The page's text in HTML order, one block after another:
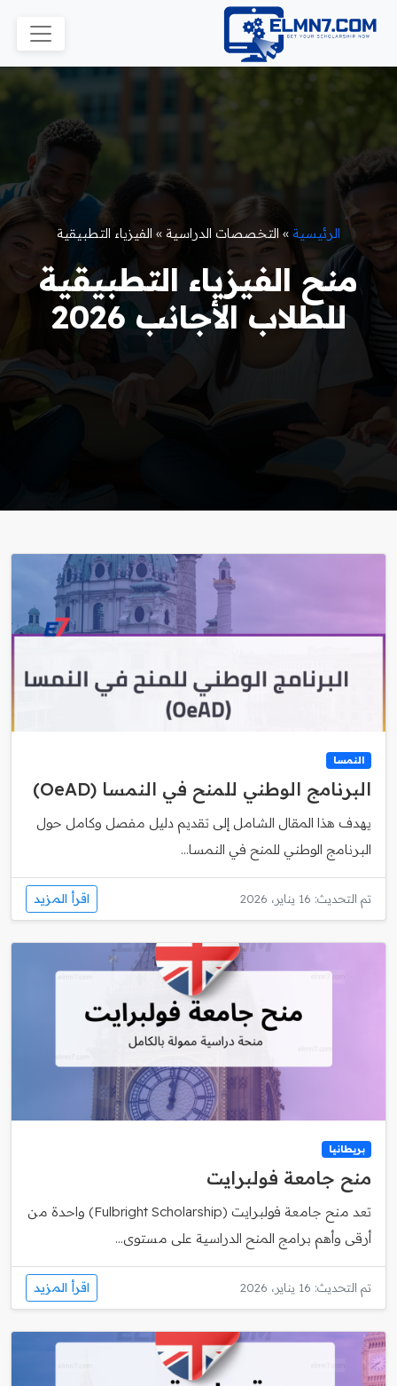
الرئيسية »التخصصات الدراسية » الفيزياء التطبيقية
منح الفيزياء التطبيقية
للطلاب الأجانب 2026
النمسا
البرنامج الوطني للمنح في النمسا (OeAD)
يهدف هذا المقال الشامل إلى تقديم دليل مفصل وكامل حول
البرنامج الوطني للمنح في النمسا...
تم التحديث: 16 يناير، 2026 اقرأ المزيد
بريطانيا
منح جامعة فولبرايت
تعد منح جامعة فولبرايت (Fulbright Scholarship) واحدة من
أرقى وأهم برامج المنح الدراسية على مستوى...
تم التحديث: 16 يناير، 2026 اقرأ المزيد